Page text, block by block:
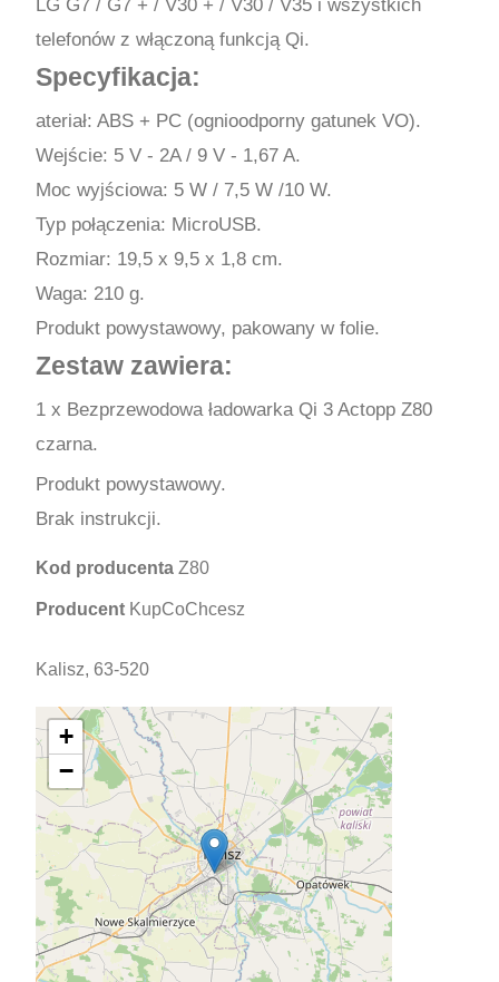
LG G7 / G7 + / V30 + / V30 / V35 i wszystkich
telefonów z włączoną funkcją Qi.
Specyfikacja:
ateriał: ABS + PC (ognioodporny gatunek VO).
Wejście: 5 V - 2A / 9 V - 1,67 A.
Moc wyjściowa: 5 W / 7,5 W /10 W.
Typ połączenia: MicroUSB.
Rozmiar: 19,5 x 9,5 x 1,8 cm.
Waga: 210 g.
Produkt powystawowy, pakowany w folie.
Zestaw zawiera:
1 x Bezprzewodowa ładowarka Qi 3 Actopp Z80
czarna.
Produkt powystawowy.
Brak instrukcji.
Kod producenta Z80
Producent KupCoChcesz
Kalisz, 63-520
+
−